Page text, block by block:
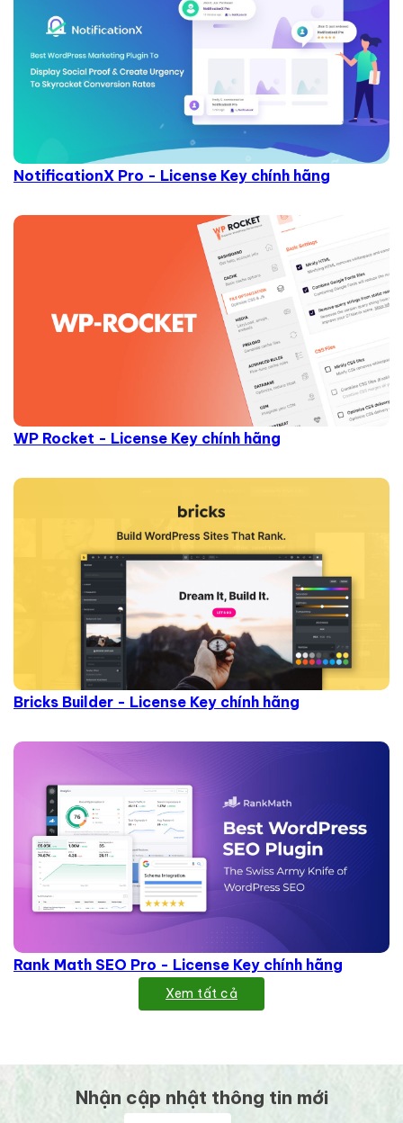
NotificationX Pro - License Key chính hãng
WP Rocket - License Key chính hãng
Bricks Builder - License Key chính hãng
Rank Math SEO Pro - License Key chính hãng
Xem tất cả
Nhận cập nhật thông tin mới